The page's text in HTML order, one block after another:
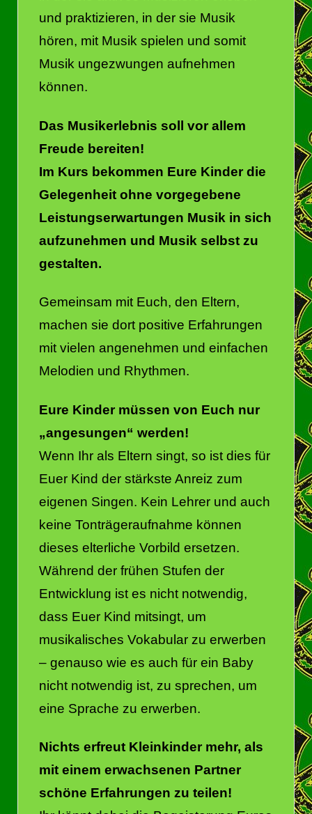
und praktizieren, in der sie Musik
hören, mit Musik spielen und somit
Musik ungezwungen aufnehmen
können.
Das Musikerlebnis soll vor allem
Freude bereiten!
Im Kurs bekommen Eure Kinder die
Gelegenheit ohne vorgegebene
Leistungserwartungen Musik in sich
aufzunehmen und Musik selbst zu
gestalten.
Gemeinsam mit Euch, den Eltern,
machen sie dort positive Erfahrungen
mit vielen angenehmen und einfachen
Melodien und Rhythmen.
Eure Kinder müssen von Euch nur
„angesungen“ werden!
Wenn Ihr als Eltern singt, so ist dies für
Euer Kind der stärkste Anreiz zum
eigenen Singen. Kein Lehrer und auch
keine Tonträgeraufnahme können
dieses elterliche Vorbild ersetzen.
Während der frühen Stufen der
Entwicklung ist es nicht notwendig,
dass Euer Kind mitsingt, um
musikalisches Vokabular zu erwerben
– genauso wie es auch für ein Baby
nicht notwendig ist, zu sprechen, um
eine Sprache zu erwerben.
Nichts erfreut Kleinkinder mehr, als
mit einem erwachsenen Partner
schöne Erfahrungen zu teilen!